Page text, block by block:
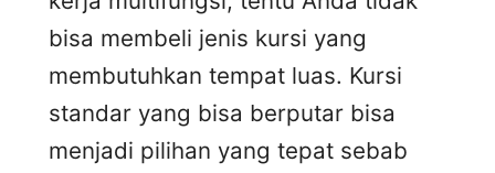
bisa membeli jenis kursi yang
membutuhkan tempat luas. Kursi
standar yang bisa berputar bisa
menjadi pilihan yang tepat sebab